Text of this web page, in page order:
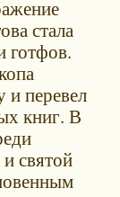
стала
готфов.
и перевел
книг. В
святой